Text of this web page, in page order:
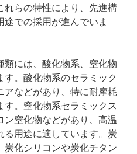
れらの特性により、先進構
での採用が進んでいま
類には、酸化物系、窒化物
。酸化物系のセラミック
アなどがあり、特に耐摩耗
。窒化物系セラミックス
ン窒化物などがあり、高温
る用途に適しています。炭
化シリコンや炭化チタン